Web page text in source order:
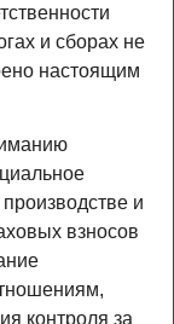
и сборах не
настоящим
и
взносов
контроля за